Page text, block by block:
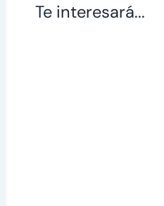
Te interesará...